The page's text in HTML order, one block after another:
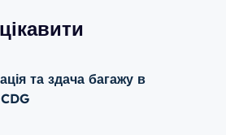
та здача багажу в